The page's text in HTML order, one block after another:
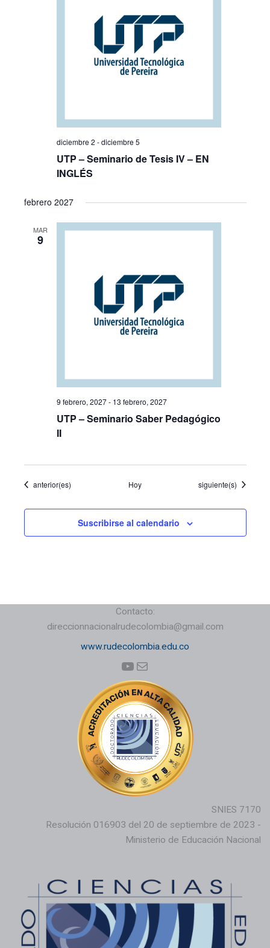
UTP – Seminario de Tesis IV – EN
INGLÉS
diciembre 2 -diciembre 5
febrero 2027
MAR
9
UTP – Seminario Saber Pedagógico
II
9 febrero, 2027- 13 febrero, 2027
Eventos
anterior(es) Hoy Eventos
siguiente(s)
Suscribirse al calendario
Contacto:
direccionnacionalrudecolombia@gmail.com
www.rudecolombia.edu.co
YouTube
Correo electrónico
SNIES 7170
Resolución 016903 del 20 de septiembre de 2023 -
Ministerio de Educación Nacional